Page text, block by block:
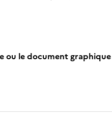
ou le document graphique